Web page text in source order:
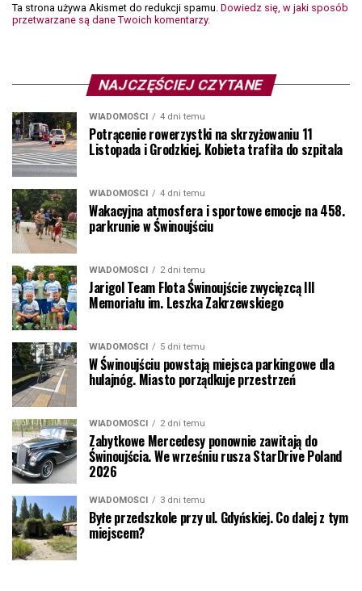
Ta strona używa Akismet do redukcji spamu. Dowiedz się, w jaki sposób
przetwarzane są dane Twoich komentarzy.
NAJCZĘŚCIEJ CZYTANE
WIADOMOŚCI 4 dni temu
Potrącenie rowerzystki na skrzyżowaniu 11
Listopada i Grodzkiej. Kobieta trafiła do szpitala
WIADOMOŚCI 4 dni temu
Wakacyjna atmosfera i sportowe emocje na 458.
parkrunie w Świnoujściu
WIADOMOŚCI 2 dni temu
Jarigol Team Flota Świnoujście zwycięzcą III
Memoriału im. Leszka Zakrzewskiego
WIADOMOŚCI 5 dni temu
W Świnoujściu powstają miejsca parkingowe dla
hulajnóg. Miasto porządkuje przestrzeń
WIADOMOŚCI 2 dni temu
Zabytkowe Mercedesy ponownie zawitają do
Świnoujścia. We wrześniu rusza StarDrive Poland
2026
WIADOMOŚCI 3 dni temu
Byłe przedszkole przy ul. Gdyńskiej. Co dalej z tym
miejscem?